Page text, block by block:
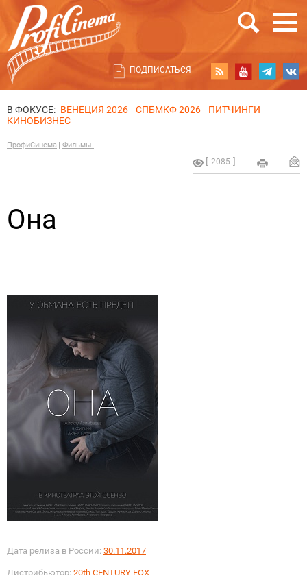
ПОДПИСАТЬСЯ
В ФОКУСЕ: ВЕНЕЦИЯ 2026 СПБМКФ 2026
ПИТЧИНГИ
КИНОБИЗНЕС
ПрофиСинема Фильмы.
2085
Она
Дата релиза в России: 30.11.2017
Дистрибьютор: 20th CENTURY FOX